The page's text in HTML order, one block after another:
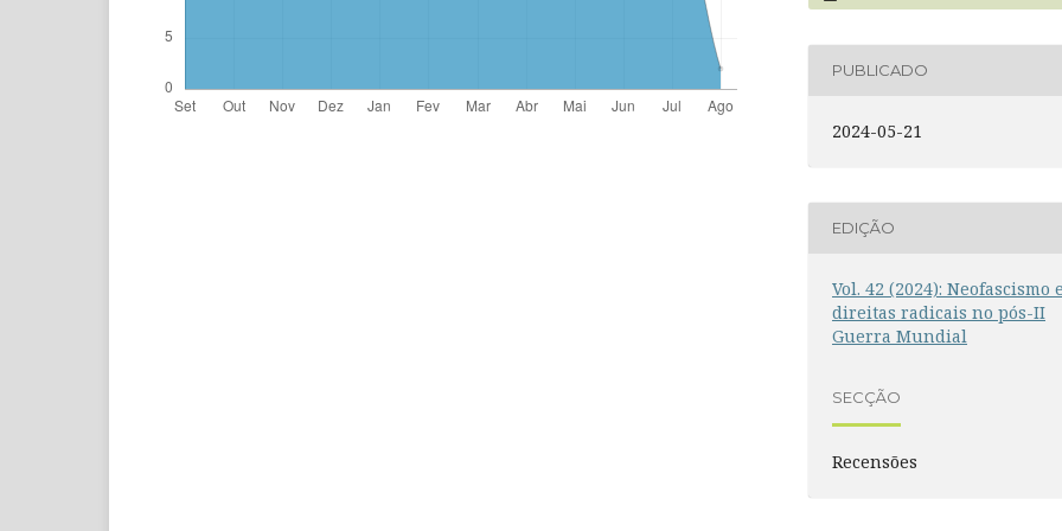
PUBLICADO
2024-05-21
EDIÇÃO
Vol. 42 (2024): Neofascismo
direitas radicais no pós-II
Guerra Mundial
SECÇÃO
Recensões